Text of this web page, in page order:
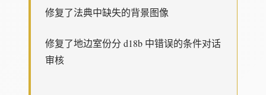
修复了法典中缺失的背景图像
修复了地边室份分 d18b 中错误的条件对话
审核